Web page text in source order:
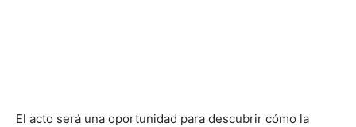
El acto será una oportunidad para descubrir cómo la